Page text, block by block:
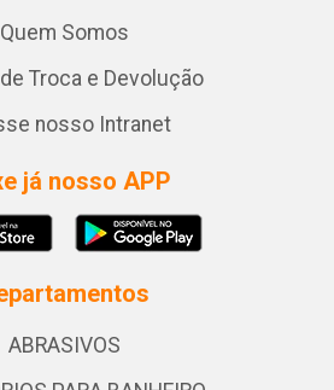
Quem Somos
Troca e Devolução
nosso Intranet
já nosso APP
ABRASIVOS